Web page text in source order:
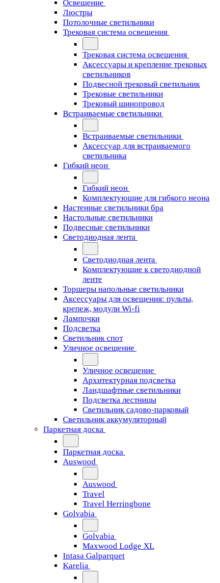
Освещение
Люстры
Потолочные светильники
Трековая система освещения
Трековая система освещения
Аксессуары и крепление трековых
светильников
Подвесной трековый светильник
Трековые светильники
Трековый шинопровод
Встраиваемые светильники
Встраиваемые светильники
Аксессуар для встраиваемого
светильника
Гибкий неон
Гибкий неон
Комплектующие для гибкого неона
Настенные светильники бра
Настольные светильники
Подвесные светильники
Светодиодная лента
Светодиодная лента
Комплектующие к светодиодной
ленте
Торшеры напольные светильники
Аксессуары для освещения: пульты,
крепеж, модули Wi-fi
Лампочки
Подсветка
Светильник спот
Уличное освещение
Уличное освещение
Архитектурная подсветка
Ландшафтные светильники
Подсветка лестницы
Светильник садово-парковый
Светильник аккумуляторный
Паркетная доска
Паркетная доска
Auswood
Auswood
Travel
Travel Herringbone
Golvabia
Golvabia
Maxwood Lodge XL
Intasa Galparquet
Karelia